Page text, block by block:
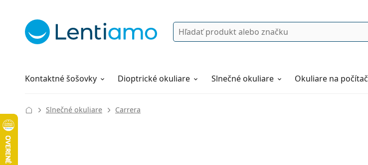
Vyhľadávanie
Kontaktné šošovky
Roztoky Dioptrické okuliare Slnečné okuliare Okuliare na počítač
Všetko o nákupe
Slnečné okuliare Carrera